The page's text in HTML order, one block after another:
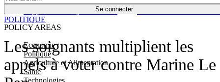
Se connecter
POLICY AREAS
Economie
Politique
Agriculture et Alimentation
Santé
Technologies
Économie
Les soignants multiplient les
appels à voter contre Marine Le
POLITIQUE